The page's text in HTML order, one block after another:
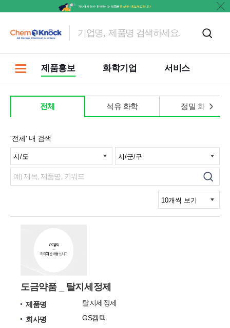
제품홍보 화학기업 서비스
전체 석유 화학 정밀 화학
'전체' 내 검색
도금약품 _ 탈지세정제
제품명
탈지세정제
회사명
GS켐텍